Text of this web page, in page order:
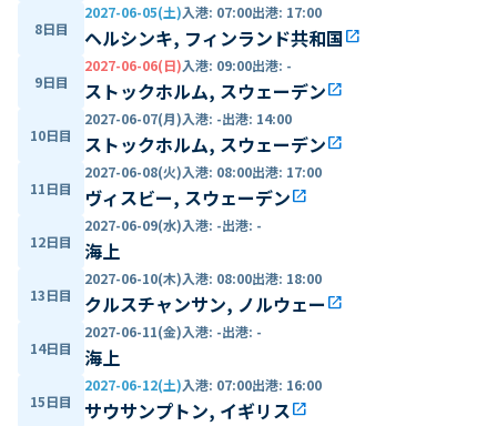
8日目
2027-06-05(土)入港: 07:00出港: 17:00
ヘルシンキ, フィンランド共和国open_in_new
9日目
2027-06-06(日)入港: 09:00出港: -
ストックホルム, スウェーデンopen_in_new
10日目
2027-06-07(月)入港: -出港: 14:00
ストックホルム, スウェーデンopen_in_new
11日目
2027-06-08(火)入港: 08:00出港: 17:00
ヴィスビー, スウェーデンopen_in_new
12日目
2027-06-09(水)入港: -出港: -
海上
13日目
2027-06-10(木)入港: 08:00出港: 18:00
クルスチャンサン, ノルウェー open_in_new
14日目
2027-06-11(金)入港: -出港: -
海上
15日目
2027-06-12(土)入港: 07:00出港: 16:00
サウサンプトン, イギリスopen_in_new